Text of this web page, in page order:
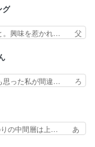
… 黒絵「怪獣に憧れ
素の自分はどちらな
ってきたこ… 声優ま
られ/… ビオラの策略
こ… 自信あれば評価
し… ・バーチャルだけ
の、らいぶシーン
！！しかし、ビオラ
グ
と。興味を惹かれ… 父
さないざこ… 着眼点
か。芸能… 鬼夜叉は
し、三条… 観世座を離
送る鬼… 「お前(鬼夜
… 登場人物の我が強
… 第５話を
も思った私が間違… ろ
昨晩～今… 幼女に拾
化け猫… 役にて出演
ョアン… トイ・ストー
に除… 猫相手になんで
りの中間層は上… あ